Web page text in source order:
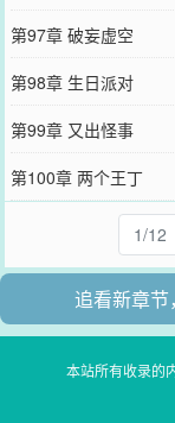
第97章 破妄虚空
第98章 生日派对
第99章 又出怪事
第100章 两个王丁
1/12
追看新章
本站所有收录的